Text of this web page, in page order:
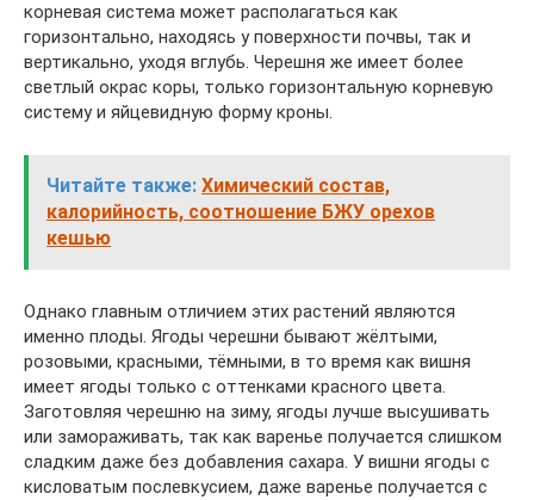
корневая система может располагаться как
горизонтально, находясь у поверхности почвы, так и
вертикально, уходя вглубь. Черешня же имеет более
светлый окрас коры, только горизонтальную корневую
систему и яйцевидную форму кроны.
Читайте также: Химический состав,
калорийность, соотношение БЖУ орехов
кешью
Однако главным отличием этих растений являются
именно плоды. Ягоды черешни бывают жёлтыми,
розовыми, красными, тёмными, в то время как вишня
имеет ягоды только с оттенками красного цвета.
Заготовляя черешню на зиму, ягоды лучше высушивать
или замораживать, так как варенье получается слишком
сладким даже без добавления сахара. У вишни ягоды с
кисловатым послевкусием, даже варенье получается с